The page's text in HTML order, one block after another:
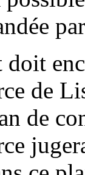
de
de